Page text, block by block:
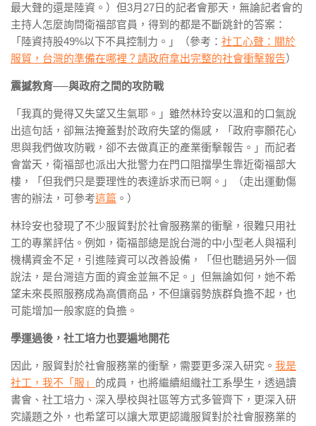
最大聲的還是陸資。）但3月27日的記者會那天，無論記者會的
主持人怎麼詢問衛福部官員，得到的都是不斷跳針的答案：
「陸資持股49%以下不具控制力。」（參考： 社工心聲：關於
服貿，台灣的準備在哪裡？請政府拿出完整的社會衝擊報告）
震撼教育──與政府之間的攻防戰
「我真的覺得又失望又生氣耶。」雖然林玲安以溫和的口氣說
出這句話，卻無法掩蓋對於政府失望的傷感，「政府寧願花心
思與我們做攻防戰，卻不去做真正的產業衝擊報告。」而記者
會當天，衛福部也派出大批警力在門口阻擋學生靠近衛福部大
樓，「但我們只是要理性的表達訴求而已啊。」（走出運動傷
害的辦法，可參考這篇 。）
林玲安也發現了不少服貿對於社會服務業的衝擊，很難只用社
工的專業評估。例如，衛福部總是說台灣的中小型老人與福利
機構資金不足，引進陸資可以改善設備，「但也聽過另外一個
說法，是台灣這方面的資金並無不足。」但無論如何，她不希
望未來長照服務成為高價商品，不但讓弱勢族群負擔不起，也
可能增加一般家庭的負擔。
學運過後，社工培力也要遍地開花
因此，服貿對於社會服務業的衝擊，需要更多深入研究。 我是
社工，我不「服」 的成員，也將繼續組織社工系學生，透過讀
書會、社工培力、深入學校與社區等方式多管齊下，更深入研
究議題之外，也希望可以讓大眾更認識服貿對於社會服務業的